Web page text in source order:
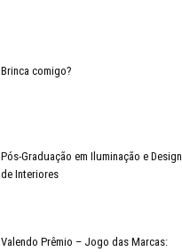
Brinca comigo?
Pós-Graduação em Iluminação e Design
de Interiores
Valendo Prêmio – Jogo das Marcas: